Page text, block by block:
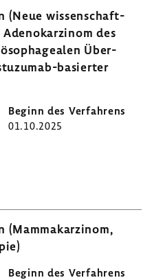
(Neue wissen­schaft­
des
Über­
​basierter
01.10.2025
(Mamma­kar­zinom,